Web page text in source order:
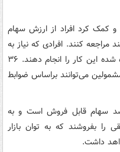
و کمک کرد افراد از ارزش سهام
کنند. افرادی که نیاز به
فروش دارند می توانند با تدابیر اندیشیده شده این کار را انجام دهند. ۳۶
می‌توانند براساس ضوابط
دولت تاکید کرد: تنها ۳۰ درصد سهام قابل فروش است و به
را بفروشند که به توان بازار
داشت.